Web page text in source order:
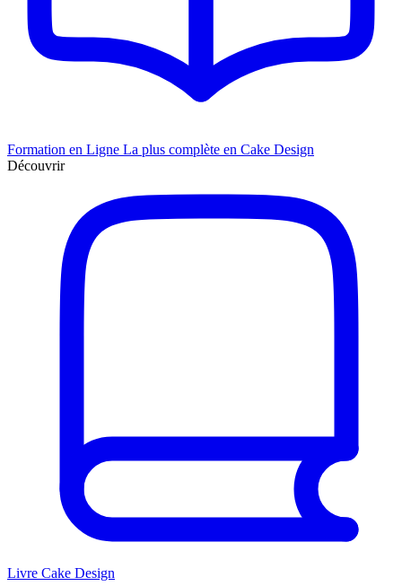
Formation en Ligne La plus complète en Cake Design
Découvrir
Livre Cake Design